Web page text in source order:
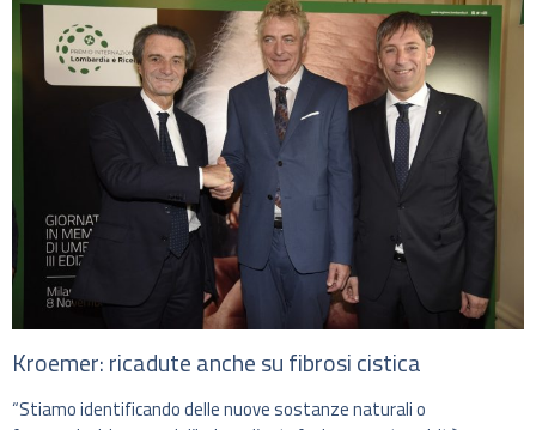
Kroemer: ricadute anche su fibrosi cistica
“Stiamo identificando delle nuove sostanze naturali o